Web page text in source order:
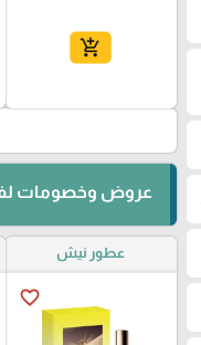
add_shopping_cart
عروض وخصومات
عطور نيش
favorite_border